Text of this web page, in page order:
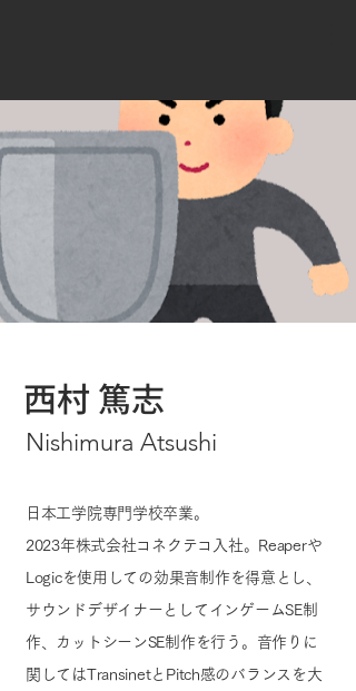
西村 篤志
Nishimura Atsushi
日本工学院専門学校卒業。
2023年株式会社コネクテコ入社。 Reaperや
Logicを使用しての効果音制作を得意とし、
サウンドデザイナーとしてインゲームSE制
作、カットシーンSE制作を行う。 音作りに
関してはTransinetとPitch感のバランスを大